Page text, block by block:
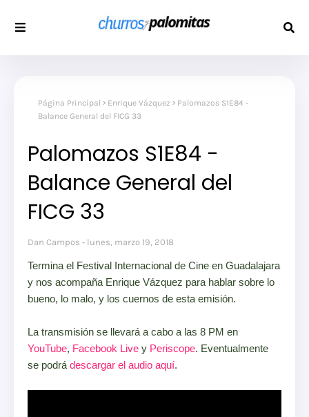
Página Principal Enrique Vázquez
Palomazos S1E84 -
Balance General del FICG 33
Palomazos S1E84 -
Balance General del
FICG 33
Dan Campos lunes, marzo 19, 2018
Termina el Festival Internacional de Cine en Guadalajara
y nos acompaña Enrique Vázquez para hablar sobre lo
bueno, lo malo, y los cuernos de esta emisión.
La transmisión se llevará a cabo a las 8 PM en
YouTube, Facebook Live y Periscope. Eventualmente
se podrá descargar el audio aquí.